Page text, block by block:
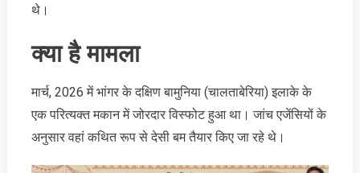
थे।
क्या है मामला
मार्च, 2026 में भांगर के दक्षिण बामुनिया (चालताबेरिया) इलाके के
एक परित्यक्त मकान में जोरदार विस्फोट हुआ था। जांच एजेंसियों के
अनुसार वहां कथित रूप से देसी बम तैयार किए जा रहे थे।